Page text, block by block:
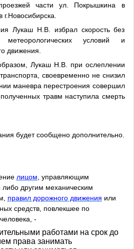
части ул. Покрышкина в
Лукаш Н.В. избрал скорость без
условий и
движения.
Лукаш Н.В. при ослеплении
своевременно не снизил
маневра перестроения совершил
травм наступила смерть
будет сообщено дополнительно.
лицом , управляющим
другим механическим
правил дорожного движения или
средств, повлекшее по
-
работами на срок до
права занимать